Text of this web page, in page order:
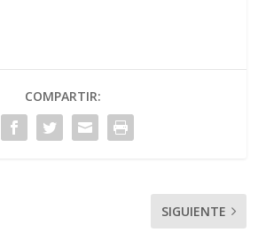
COMPARTIR:
SIGUIENTE